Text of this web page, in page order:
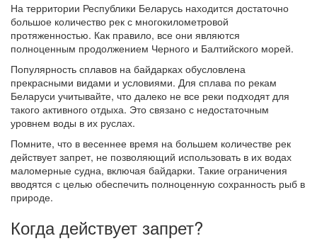
На территории Республики Беларусь находится достаточно
большое количество рек с многокилометровой
протяженностью. Как правило, все они являются
полноценным продолжением Черного и Балтийского морей.
Популярность сплавов на байдарках обусловлена
прекрасными видами и условиями. Для сплава по рекам
Беларуси учитывайте, что далеко не все реки подходят для
такого активного отдыха. Это связано с недостаточным
уровнем воды в их руслах.
Помните, что в весеннее время на большем количестве рек
действует запрет, не позволяющий использовать в их водах
маломерные судна, включая байдарки. Такие ограничения
вводятся с целью обеспечить полноценную сохранность рыб в
природе.
Когда действует запрет?